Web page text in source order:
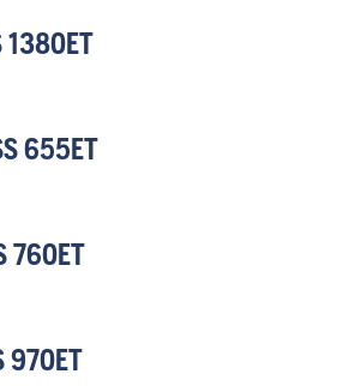
1380ET
655ET
760ET
970ET